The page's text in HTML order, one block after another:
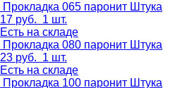
Прокладка 065 паронит Штука
17 руб. 1 шт.
Есть на складе
Прокладка 080 паронит Штука
23 руб. 1 шт.
Есть на складе
Прокладка 100 паронит Штука